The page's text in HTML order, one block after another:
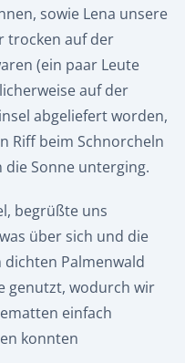
sowie Lena unsere
trocken auf der
(ein paar Leute
auf der
abgeliefert worden,
Riff beim Schnorcheln
die Sonne unterging.
begrüßte uns
über sich und die
dichten Palmenwald
genutzt, wodurch wir
einfach
konnten